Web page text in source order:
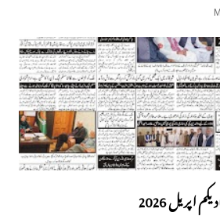
اپریل 2026